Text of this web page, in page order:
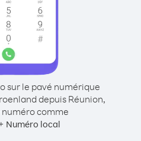
sur le pavé numérique
depuis Réunion,
comme
Numéro local